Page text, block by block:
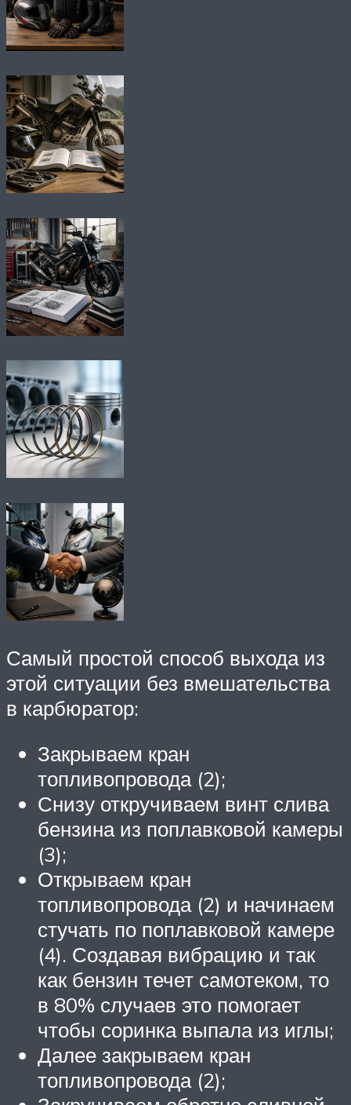
Самый простой способ выхода из
этой ситуации без вмешательства
в карбюратор:
Закрываем кран
топливопровода (2);
Снизу откручиваем винт слива
бензина из поплавковой камеры
(3);
Открываем кран
топливопровода (2) и начинаем
стучать по поплавковой камере
(4). Создавая вибрацию и так
как бензин течет самотеком, то
в 80% случаев это помогает
чтобы соринка выпала из иглы;
Далее закрываем кран
топливопровода (2);